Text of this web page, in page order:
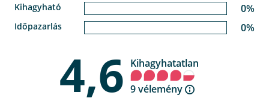
Kihagyható 0%
Időpazarlás 0%
4,6 Kihagyhatatlan
9 vélemény